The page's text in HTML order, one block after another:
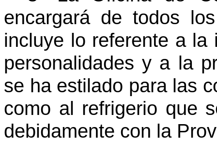
encargará de todos
incluye lo referente a
personalidades y a la
se ha estilado para las
como al refrigerio que
debidamente con la